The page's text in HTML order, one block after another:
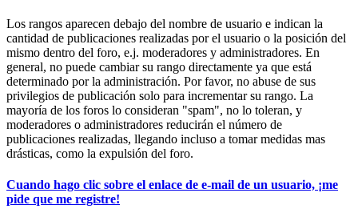
Los rangos aparecen debajo del nombre de usuario e indican la
cantidad de publicaciones realizadas por el usuario o la posición del
mismo dentro del foro, e.j. moderadores y administradores. En
general, no puede cambiar su rango directamente ya que está
determinado por la administración. Por favor, no abuse de sus
privilegios de publicación solo para incrementar su rango. La
mayoría de los foros lo consideran "spam", no lo toleran, y
moderadores o administradores reducirán el número de
publicaciones realizadas, llegando incluso a tomar medidas mas
drásticas, como la expulsión del foro.
Cuando hago clic sobre el enlace de e-mail de un usuario, ¡me
pide que me registre!